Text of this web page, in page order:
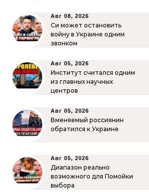
Авг 08, 2026
Си может остановить
войну в Украине одним
звонком
Авг 05, 2026
Институт считался одним
из главных научных
центров
Авг 05, 2026
Вменяемый россиянин
обратился к Украине
Авг 05, 2026
Диапазон реально
возможного для Помойки
выбора